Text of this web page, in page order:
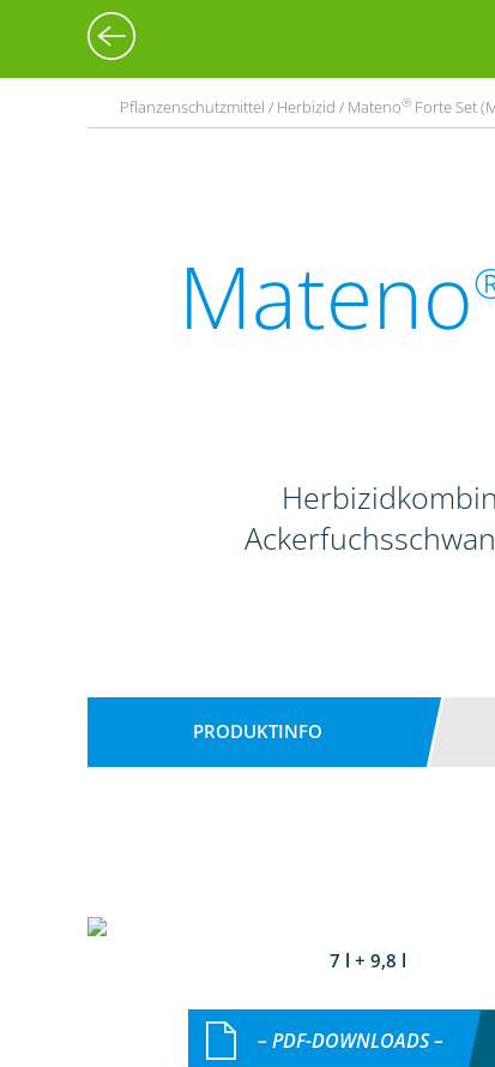
Pflanzenschutzmittel / Herbizid / Mateno® Forte Set
Mateno
PRODUKTINFO
7 l + 9,8 l
– PDF-DOWNLOADS –